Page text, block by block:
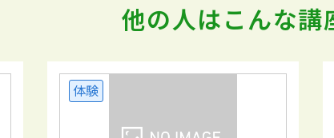
他の人はこんな講
体験